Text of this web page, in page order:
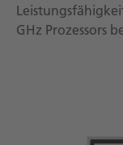
GHz Prozessors